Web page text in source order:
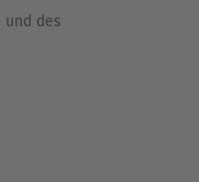
und des